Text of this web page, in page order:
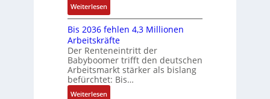
n
a
h
m
e
,
g
e
y
s
e
m
e
f
ü
h
r
e
r
z
u
E
r
g
e
b
n
i
e
b
s
-
u
n
d
M
Weiterlesen:
K
I
b
r
a
u
c
Bis 2036 fehlen 4,3 Millionen
Arbeitskräfte
Der Renteneintritt der
Babyboomer trifft den deutschen
Arbeitsmarkt stärker als bislang
befürchtet: Bis…
Weiterlesen: